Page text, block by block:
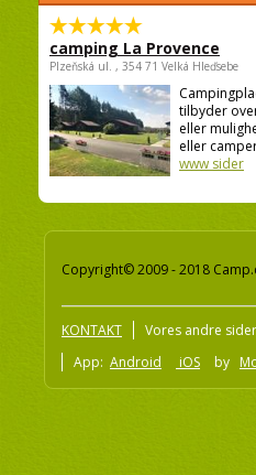
camping La Provence
Plzeňská ul. , 354 71 Velká Hleďsebe
tilbyder
eller
eller
www sider
Copyright© 2009 - 2018
KONTAKT Vores andre
App: Android iOS by